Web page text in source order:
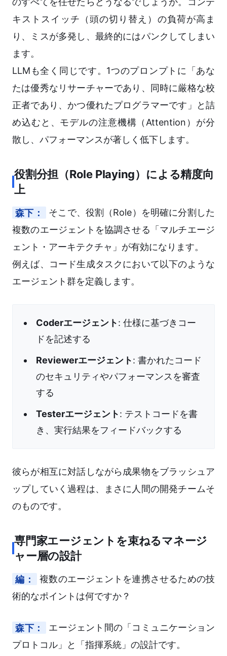
キストスイッチ（頭の切り替え）の負荷が高ま
り、ミスが多発し、最終的にはパンクしてしまい
ます。
LLMも全く同じです。1つのプロンプトに「あな
たは優秀なリサーチャーであり、同時に厳格な校
正者であり、かつ優れたプログラマーです」と詰
め込むと、モデルの注意機構（Attention）が分
散し、パフォーマンスが著しく低下します。
役割分担（Role Playing）による精度向
上
森下：
そこで、役割（Role）を明確に分割した
複数のエージェントを協調させる「マルチエージ
ェント・アーキテクチャ」が有効になります。
例えば、コード生成タスクにおいて以下のような
エージェント群を定義します。
Coderエージェント: 仕様に基づきコー
ドを記述する
Reviewerエージェント: 書かれたコード
のセキュリティやパフォーマンスを審査
する
Testerエージェント: テストコードを書
き、実行結果をフィードバックする
彼らが相互に対話しながら成果物をブラッシュア
ップしていく過程は、まさに人間の開発チームそ
のものです。
専門家エージェントを束ねるマネージ
ャー層の設計
編：
複数のエージェントを連携させるための技
術的なポイントは何ですか？
森下：
エージェント間の「コミュニケーション
プロトコル」と「指揮系統」の設計です。